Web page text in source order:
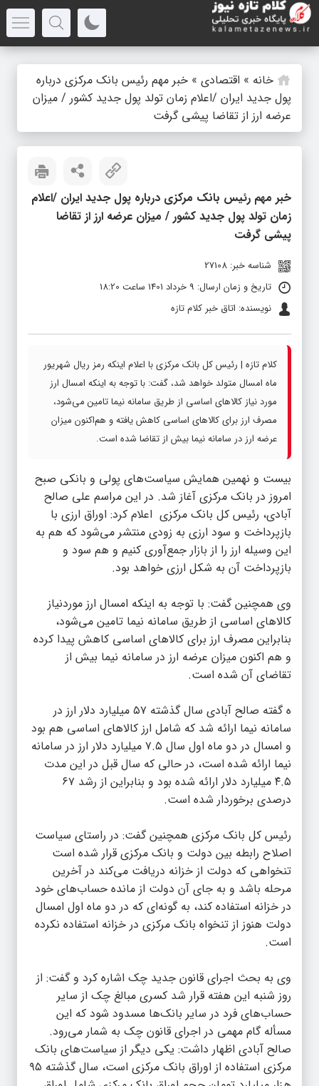
خانه » اقتصادی » خبر مهم رئیس بانک مرکزی درباره
پول جدید ایران /اعلام زمان تولد پول جدید کشور / میزان
عرضه ارز از تقاضا پیشی گرفت
خبر مهم رئیس بانک مرکزی درباره پول جدید ایران /اعلام
زمان تولد پول جدید کشور / میزان عرضه ارز از تقاضا
پیشی گرفت
شناسه خبر: 27108
تاریخ و زمان ارسال: 9 خرداد 1401 ساعت 18:20
نویسنده: اتاق خبر کلام تازه
کلام تازه | رئیس کل بانک مرکزی با اعلام اینکه رمز ریال شهریور
ماه امسال متولد خواهد شد، گفت: با توجه به اینکه امسال ارز
مورد نیاز کالاهای اساسی از طریق سامانه نیما تامین می‌شود،
مصرف ارز برای کالاهای اساسی کاهش یافته و هم‌اکنون میزان
عرضه ارز در سامانه نیما بیش از تقاضا شده است.
بیست و نهمین همایش سیاست‌های پولی و بانکی صبح
امروز در بانک مرکزی آغاز شد. در این مراسم علی صالح
آبادی، رئیس کل بانک مرکزی‌ اعلام کرد: اوراق ارزی با
بازپرداخت و سود ارزی به زودی منتشر می‌شود که هم به
این وسیله ارز را از بازار جمع‌آوری کنیم و هم سود و
بازپرداخت آن به شکل ارزی خواهد بود.
وی همچنین گفت: با توجه به اینکه امسال ارز موردنیاز
کالاهای اساسی از طریق سامانه نیما تامین می‌شود،
بنابراین مصرف ارز برای کالاهای اساسی کاهش پیدا کرده
و هم اکنون میزان عرضه ارز در سامانه نیما بیش از
تقاضای آن شده است.
ه گفته صالح آبادی سال گذشته ۵۷ میلیارد دلار ارز در
سامانه نیما ارائه شد که شامل ارز کالاهای اساسی هم بود
و امسال در دو ماه اول سال ۷.۵ میلیارد دلار ارز در سامانه
نیما ارائه شده است، در حالی که سال قبل در این مدت
۴.۵ میلیارد دلار ارائه شده بود و بنابراین از رشد ۶۷
درصدی برخوردار شده است.
رئیس کل بانک مرکزی همچنین گفت: در راستای سیاست
اصلاح رابطه بین دولت و بانک مرکزی قرار شده است
تنخواهی که دولت از خزانه دریافت می‌کند در آخرین
مرحله باشد و به جای آن دولت از مانده حساب‌های خود
در خزانه استفاده کند، به گونه‌ای که در دو ماه اول امسال
دولت هنوز از تنخواه بانک مرکزی در خزانه استفاده نکرده
است.
وی به بحث اجرای قانون جدید چک اشاره کرد و گفت: از
روز شنبه این هفته قرار شد کسری مبالغ چک از سایر
حساب‌های فرد در سایر بانک‌ها مسدود شود که این
مسأله گام مهمی در اجرای قانون چک به شمار می‌رود.
صالح آبادی اظهار داشت: یکی دیگر از سیاست‌های بانک
مرکزی استفاده از اوراق بانک مرکزی است، سال گذشته ۹۵